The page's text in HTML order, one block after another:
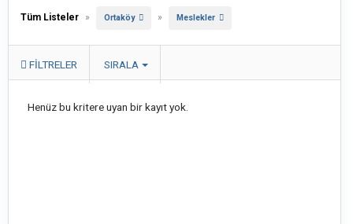
Tüm Listeler » Ortaköy » Meslekler
FILTRELER SIRALA
Henüz bu kritere uyan bir kayıt yok.